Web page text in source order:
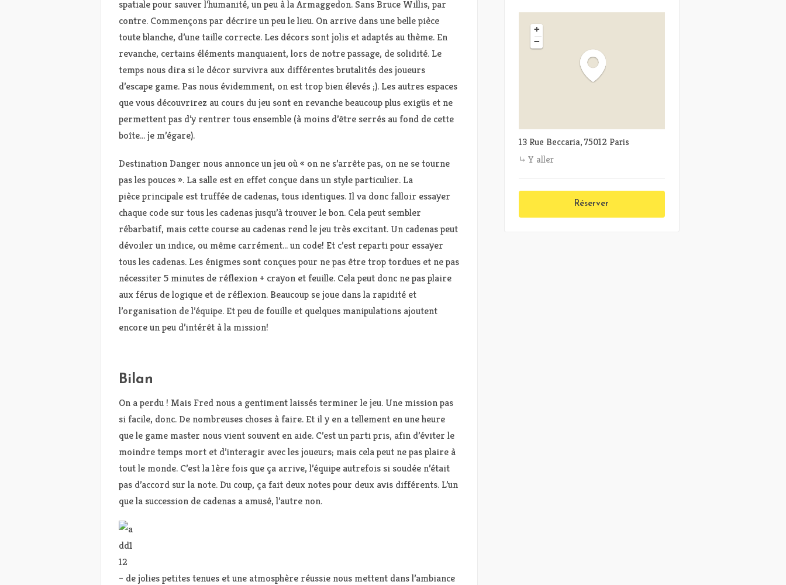
spatiale pour sauver l’humanité, un peu à la Armaggedon. Sans Bruce Willis, par
contre. Commençons par décrire un peu le lieu. On arrive dans une belle pièce
toute blanche, d’une taille correcte. Les décors sont jolis et adaptés au thème. En
revanche, certains éléments manquaient, lors de notre passage, de solidité. Le
temps nous dira si le décor survivra aux différentes brutalités des joueurs
d’escape game. Pas nous évidemment, on est trop bien élevés ;). Les autres espaces
que vous découvrirez au cours du jeu sont en revanche beaucoup plus exigüs et ne
permettent pas d’y rentrer tous ensemble (à moins d’être serrés au fond de cette
boîte… je m’égare).
Destination Danger nous annonce un jeu où « on ne s’arrête pas, on ne se tourne
pas les pouces ». La salle est en effet conçue dans un style particulier. La
pièce principale est truffée de cadenas, tous identiques. Il va donc falloir essayer
chaque code sur tous les cadenas jusqu’à trouver le bon. Cela peut sembler
rébarbatif, mais cette course au cadenas rend le jeu très excitant. Un cadenas peut
dévoiler un indice, ou même carrément… un code! Et c’est reparti pour essayer
tous les cadenas. Les énigmes sont conçues pour ne pas être trop tordues et ne pas
nécessiter 5 minutes de réflexion + crayon et feuille. Cela peut donc ne pas plaire
aux férus de logique et de réflexion. Beaucoup se joue dans la rapidité et
l’organisation de l’équipe. Et peu de fouille et quelques manipulations ajoutent
encore un peu d’intérêt à la mission!
Bilan
On a perdu ! Mais Fred nous a gentiment laissés terminer le jeu. Une mission pas
si facile, donc. De nombreuses choses à faire. Et il y en a tellement en une heure
que le game master nous vient souvent en aide. C’est un parti pris, afin d’éviter le
moindre temps mort et d’interagir avec les joueurs; mais cela peut ne pas plaire à
tout le monde. C’est la 1ère fois que ça arrive, l’équipe autrefois si soudée n’était
pas d’accord sur la note. Du coup, ça fait deux notes pour deux avis différents. L’un
que la succession de cadenas a amusé, l’autre non.
– de jolies petites tenues et une atmosphère réussie nous mettent dans l’ambiance
+
−
13 Rue Beccaria, 75012 Paris
Y aller
Réserver